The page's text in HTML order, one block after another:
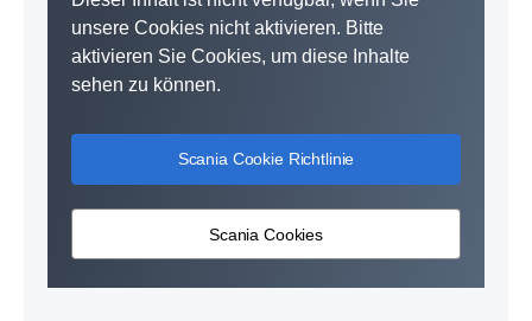
unsere Cookies nicht aktivieren. Bitte
aktivieren Sie Cookies, um diese Inhalte
sehen zu können.
Scania Cookie Richtlinie
Scania Cookies